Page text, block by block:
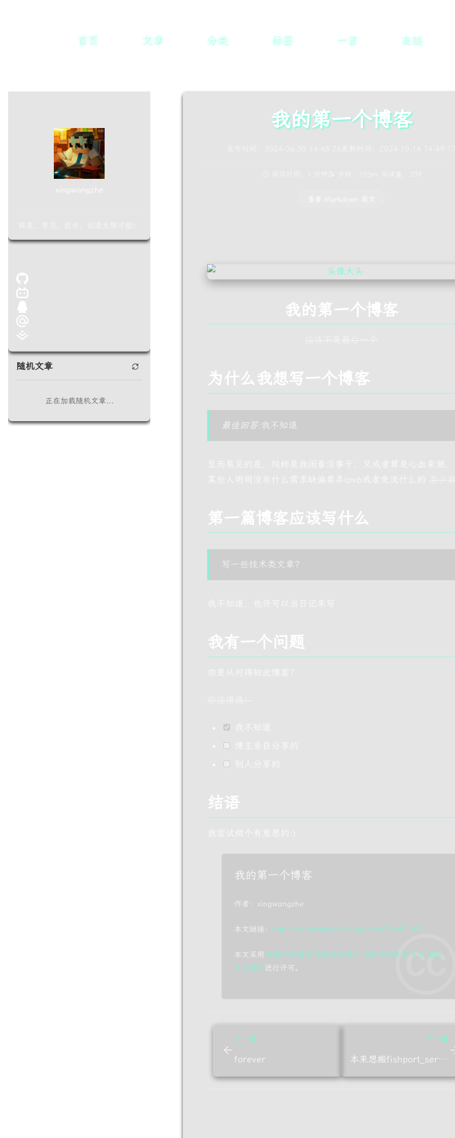
首页 文章 分类 标签 一言 友链
xingwangzhe
随机文章
正在加载随机文章...
我的第一个博客
查看 Markdown 原文
我的第一个博客
为什么我想写一个博客
最佳回答:我不知道
第一篇博客应该写什么
写一些技术类文章？
我有一个问题
结语
我的第一个博客
作者：xingwangzhe
本文链接： https://xingwangzhe.fun/posts/38c422a2/
本文采用 知识共享署名-非商业性使用-相同方式共享 4.0 国际
许可协议进行许可。
上一篇
forever
下一篇
本来想搬fishport_serverwiki来着